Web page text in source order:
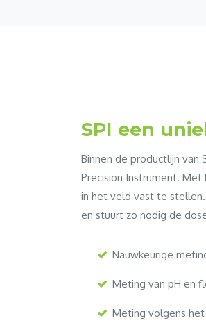
SPI een
Binnen de productlijn van
Precision Instrument.
in het veld vast te
en stuurt zo nodig de
Nauwkeurige
Meting van pH en
Meting volgens het